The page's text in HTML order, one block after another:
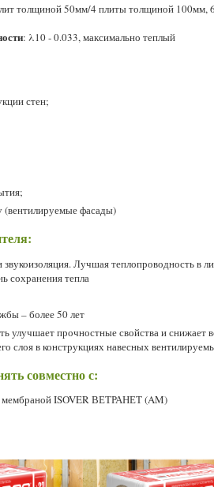
толщиной 50мм/4 плиты толщиной 100мм,
: λ10 - 0.033, максимально теплый
стен;
фасады)
Лучшая теплопроводность в
сохранения тепла
– более 50 лет
улучшает прочностные свойства и снижает
слоя в конструкциях навесных
совместно с:
мембраной ISOVER ВЕТРАНЕТ (AM)